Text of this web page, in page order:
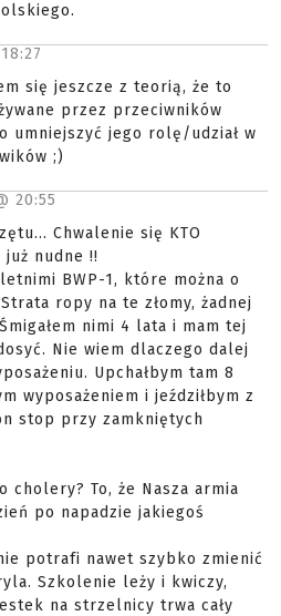
18:27
się jeszcze z teorią, że to
przez przeciwników
umniejszyć jego rolę/udział w
;)
20:55
Chwalenie się KTO
już nudne !!
BWP-1, które można o
ropy na te złomy, żadnej
nimi 4 lata i mam tej
Nie wiem dlaczego dalej
Upchałbym tam 8
wyposażeniem i jeździłbym z
stop przy zamkniętych
cholery? To, że Nasza armia
po napadzie jakiegoś
potrafi nawet szybko zmienić
Szkolenie leży i kwiczy,
na strzelnicy trwa cały